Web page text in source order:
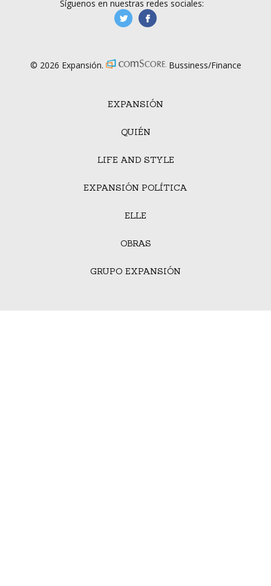
EXPANSIÓN
QUIÉN
LIFE AND STYLE
EXPANSIÓN POLÍTICA
ELLE
OBRAS
GRUPO EXPANSIÓN
Síguenos en nuestras redes sociales:
manufacturaGE
© 2026 Expansión. Bussiness/Finance